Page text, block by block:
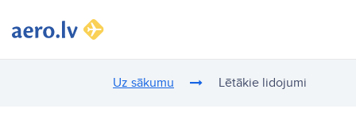
Uz sākumu Lētākie lidojumi